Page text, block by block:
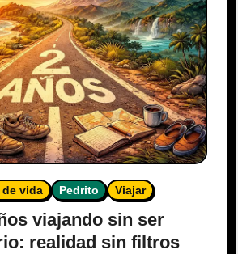
vida Pedrito Viajar
viajando sin ser
realidad sin filtros